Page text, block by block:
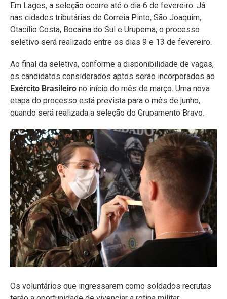
Em Lages, a seleção ocorre até o dia 6 de fevereiro. Já
nas cidades tributárias de Correia Pinto, São Joaquim,
Otacílio Costa, Bocaina do Sul e Urupema, o processo
seletivo será realizado entre os dias 9 e 13 de fevereiro.
Ao final da seletiva, conforme a disponibilidade de vagas,
os candidatos considerados aptos serão incorporados ao
Exército Brasileiro no início do mês de março. Uma nova
etapa do processo está prevista para o mês de junho,
quando será realizada a seleção do Grupamento Bravo.
Os voluntários que ingressarem como soldados recrutas